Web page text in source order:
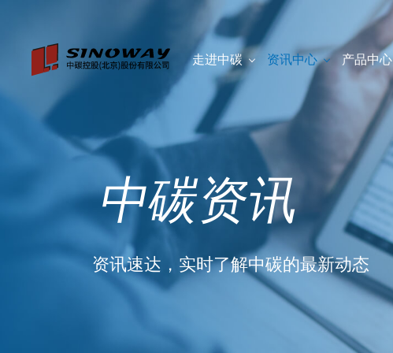
走进中碳 资讯中心 产品中心
中碳资讯
资讯速达，实时了解中碳的最新动态